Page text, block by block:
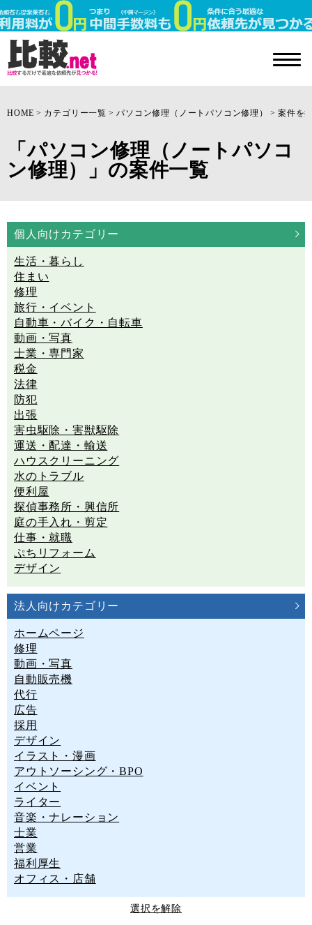
HOME カテゴリー一覧 パソコン修理（ノートパソコン修理） 案件を
「パソコン修理（ノートパソコ
ン修理）」の案件一覧
個人向けカテゴリー
生活・暮らし
住まい
修理
旅行・イベント
自動車・バイク・自転車
動画・写真
士業・専門家
税金
法律
防犯
出張
害虫駆除・害獣駆除
運送・配達・輸送
ハウスクリーニング
水のトラブル
便利屋
探偵事務所・興信所
庭の手入れ・剪定
仕事・就職
ぷちリフォーム
デザイン
法人向けカテゴリー
ホームページ
修理
動画・写真
自動販売機
代行
広告
採用
デザイン
イラスト・漫画
アウトソーシング・BPO
イベント
ライター
音楽・ナレーション
士業
営業
福利厚生
オフィス・店舗
選択を解除